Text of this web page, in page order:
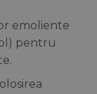
emoliente
pentru